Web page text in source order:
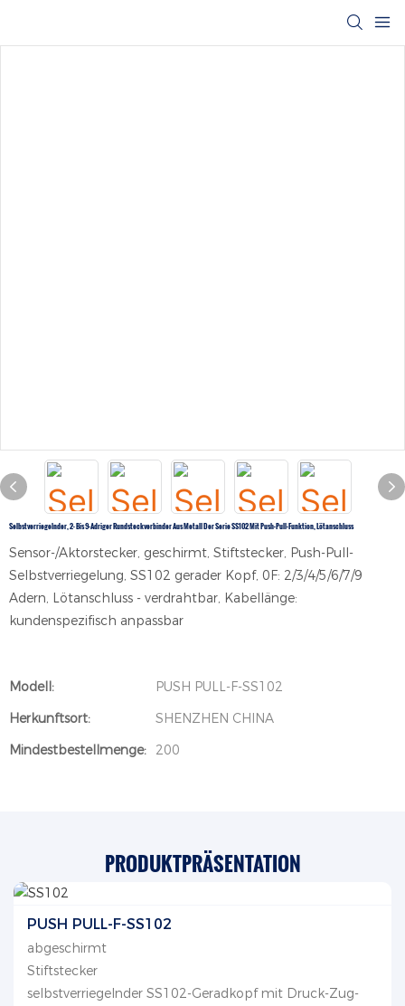
Selbstverriegelnder, 2- Bis 9-Adriger Rundsteckverbinder Aus Metall Der Serie SS102 Mit Push-Pull-Funktion, Lötanschluss
Sensor-/Aktorstecker, geschirmt, Stiftstecker, Push-Pull-
Selbstverriegelung, SS102 gerader Kopf, 0F: 2/3/4/5/6/7/9
Adern, Lötanschluss - verdrahtbar, Kabellänge:
kundenspezifisch anpassbar
Modell:
PUSH PULL-F-SS102
Herkunftsort:
SHENZHEN CHINA
Mindestbestellmenge:
200
PRODUKTPRÄSENTATION
PUSH PULL-F-SS102
abgeschirmt
Stiftstecker
selbstverriegelnder SS102-Geradkopf mit Druck-Zug-